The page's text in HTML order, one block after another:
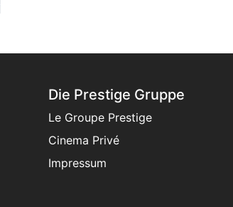
Die Prestige Gruppe
Le Groupe Prestige
Cinema Privé
Impressum